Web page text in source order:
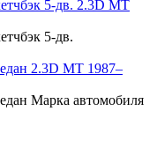
5-дв. 2.3D MT
5-дв.
2.3D MT 1987–
Марка автомобиля